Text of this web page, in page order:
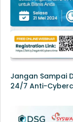
Jangan Sampai
24/7 Anti-